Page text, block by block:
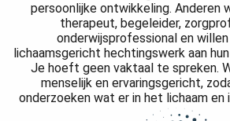
persoonlijke ontwikkeling. Anderen
therapeut, begeleider,
onderwijsprofessional en
lichaamsgericht hechtingswerk aan
Je hoeft geen vaktaal te spreken.
menselijk en ervaringsgericht,
onderzoeken wat er in het lichaam